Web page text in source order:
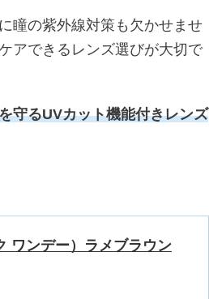
瞳の紫外線対策も欠かせませ
アできるレンズ選びが大切で
守るUVカット機能付きレンズ
ワンデー）ラメブラウン